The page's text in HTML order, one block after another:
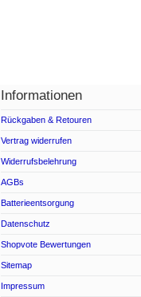
Informationen
Rückgaben & Retouren
Vertrag widerrufen
Widerrufsbelehrung
AGBs
Batterieentsorgung
Datenschutz
Shopvote Bewertungen
Sitemap
Impressum